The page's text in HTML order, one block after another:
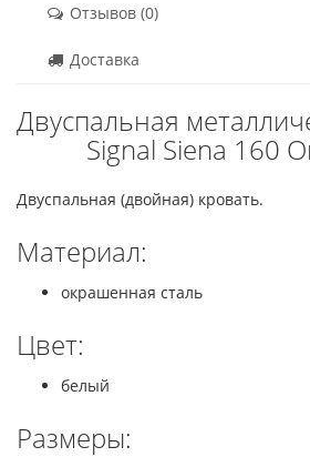
Отзывов (0)
Доставка
Двуспальная
Signal Siena 160
Двуспальная (двойная) кровать.
Материал:
окрашенная сталь
Цвет:
белый
Размеры: